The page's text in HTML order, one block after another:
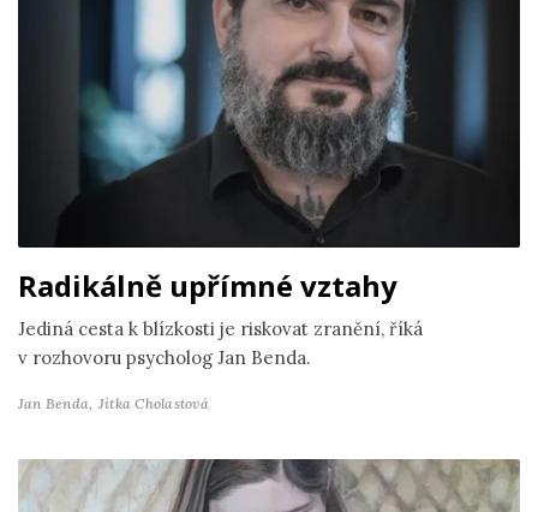
Radikálně upřímné vztahy
Jediná cesta k blízkosti je riskovat zranění, říká
v rozhovoru psycholog Jan Benda.
Jan Benda, Jitka Cholastová